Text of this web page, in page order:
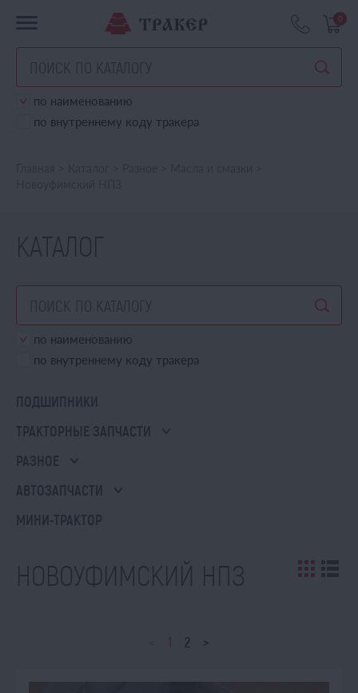
0
по наименованию
по внутреннему коду тракера
КАТАЛОГ
по наименованию
по внутреннему коду тракера
ПОДШИПНИКИ
ТРАКТОРНЫЕ ЗАПЧАСТИ
РАЗНОЕ
АВТОЗАПЧАСТИ
МИНИ-ТРАКТОР
НОВОУФИМСКИЙ НПЗ
1 2 >